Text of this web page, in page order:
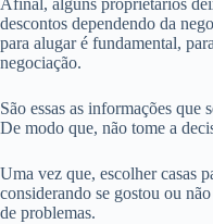
Afinal, alguns proprietários
descontos dependendo da
para alugar é fundamental,
negociação.
São essas as informações que
De modo que, não tome a
Uma vez que, escolher casas
considerando se gostou ou
de problemas.